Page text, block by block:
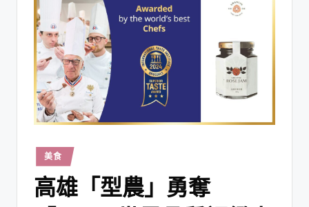
美食
高雄「型農」勇奪